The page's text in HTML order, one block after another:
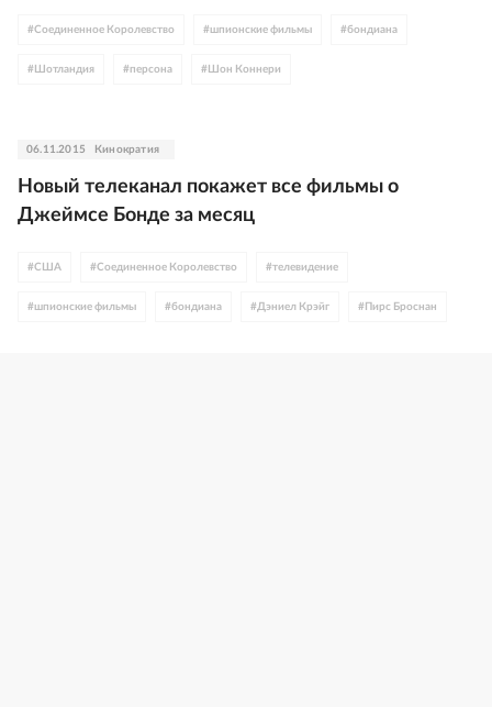
#Соединенное Королевство #шпионские фильмы #бондиана
# Шотландия #персона # Шон Коннери
06.11.2015 Кинократия
Новый телеканал покажет все фильмы о
Джеймсе Бонде за месяц
#США #Соединенное Королевство #телевидение
#шпионские фильмы #бондиана # Дэниел Крэйг # Пирс Броснан